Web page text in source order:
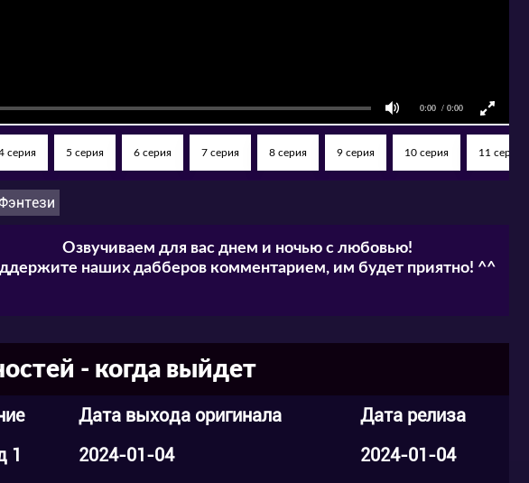
серия 5 серия 6 серия 7 серия 8 серия 9 серия 10 серия 11 серия
Озвучиваем для вас днем и ночью с любовью!
наших дабберов комментарием, им будет приятно! ^^
- когда выйдет
Дата выхода оригинала
Дата релиза
1 2024-01-04
2024-01-04